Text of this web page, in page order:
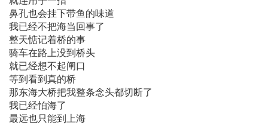
鼻孔也会挂下带鱼的味道
我已经不把海当回事了
整天惦记着桥的事
骑车在路上没到桥头
就已经想不起闸口
等到看到真的桥
那东海大桥把我整条念头都切断了
我已经怕海了
最远也只能到上海